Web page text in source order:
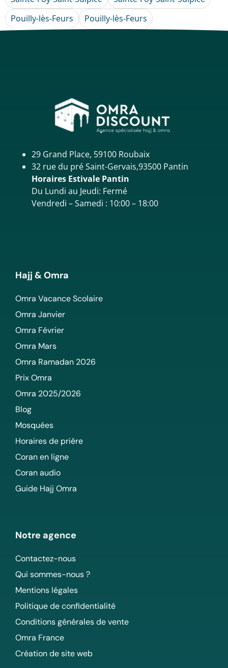
Pouilly-lès-Feurs
Pouilly-lès-Feurs
29 Grand Place, 59100 Roubaix
32 rue du pré Saint-Gervais,93500 Pantin
Horaires Estivale Pantin
Du Lundi au Jeudi: Fermé
Vendredi – Samedi : 10:00 – 18:00
Hajj & Omra
Omra Vacance Scolaire
Omra Janvier
Omra Février
Omra Mars
Omra Ramadan 2026
Prix Omra
Omra 2025/2026
Blog
Mosquées
Horaires de prière
Coran en ligne
Coran audio
Guide Hajj Omra
Notre agence
Contactez-nous
Qui sommes-nous ?
Mentions légales
Politique de confidentialité
Conditions générales de vente
Omra France
Création de site web